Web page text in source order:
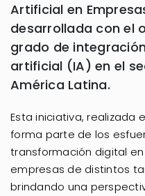
Artificial en
desarrollada con el
grado de
artificial (IA) en el
América Latina.
Esta iniciativa, realizada
forma parte de los
transformación digital en
empresas de distintos
brindando una